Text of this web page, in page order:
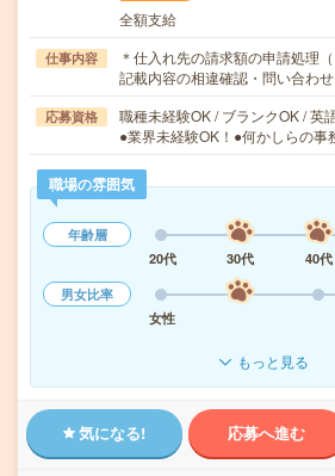
全額支給
仕事内容
＊仕入れ先の請求額の申請処理
記載内容の相違確認・問い合
応募資格
職種未経験OK / ブランクOK / 英
●業界未経験OK！●何かしらの事
職場の雰囲気
年齢層
20代
30代 40代
男女比率
女性
もっと見る
気になる! 応募へ進む